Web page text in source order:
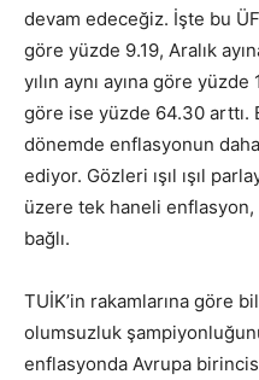
devam edeceğiz. İşte bu
göre yüzde 9.19, Aralık
yılın aynı ayına göre
göre ise yüzde 64.30 arttı.
dönemde enflasyonun
ediyor. Gözleri ışıl ışıl
üzere tek haneli enflasyon,
bağlı.
TUİK’in rakamlarına göre
olumsuzluk
enflasyonda Avrupa